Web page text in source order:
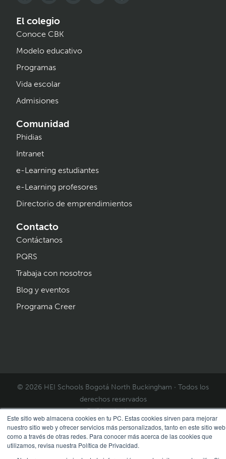
Este sitio web almacena cookies en tu PC. Estas cookies sirven para mejorar
nuestro sitio web y ofrecer servicios más personalizados, tanto en este sitio web
como a través de otras redes. Para conocer más acerca de las cookies que
utilizamos, revisa nuestra Política de Privacidad.
El colegio
Conoce CBK
Modelo educativo
Programas
Vida escolar
Admisiones
Comunidad
Phidias
Intranet
e-Learning estudiantes
e-Learning profesores
Directorio de emprendimientos
Contacto
Contáctanos
PQRS
Trabaja con nosotros
Blog y eventos
Programa Creer
© 2026 HEI Schools Bogotá North Buckingham · Todos los
derechos reservados
Política de datos